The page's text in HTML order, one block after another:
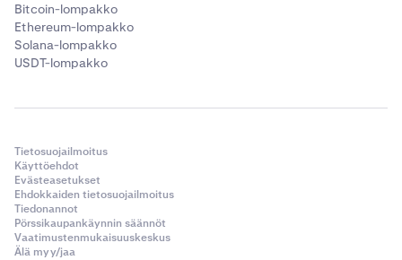
Bitcoin-lompakko
Ethereum-lompakko
Solana-lompakko
USDT-lompakko
Tietosuojailmoitus
Käyttöehdot
Evästeasetukset
Ehdokkaiden tietosuojailmoitus
Tiedonannot
Pörssikaupankäynnin säännöt
Vaatimustenmukaisuuskeskus
Älä myy/jaa